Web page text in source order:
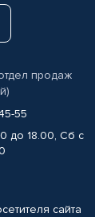
продаж
55
до 18.00, Сб с
сайта